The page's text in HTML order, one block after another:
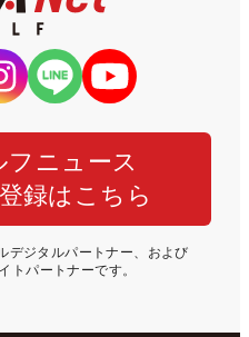
フニュース
録はこちら
デジタルパートナー、および
トパートナーです。